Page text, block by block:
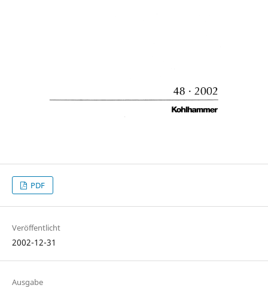
PDF
Veröffentlicht
2002-12-31
Ausgabe